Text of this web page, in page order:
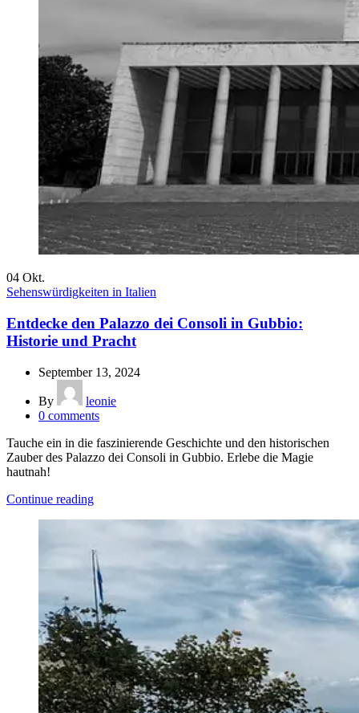
04 Okt.
Sehenswürdigkeiten in Italien
Entdecke den Palazzo dei Consoli in Gubbio:
Historie und Pracht
September 13, 2024
By
leonie
0 comments
Tauche ein in die faszinierende Geschichte und den historischen
Zauber des Palazzo dei Consoli in Gubbio. Erlebe die Magie
hautnah!
Continue reading